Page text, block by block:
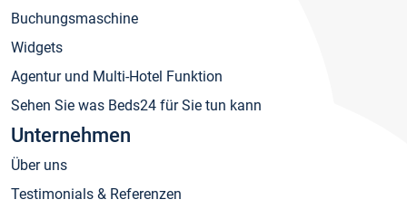
Buchungsmaschine
Widgets
Agentur und Multi-Hotel Funktion
Sehen Sie was Beds24 für Sie tun kann
Unternehmen
Über uns
Testimonials & Referenzen